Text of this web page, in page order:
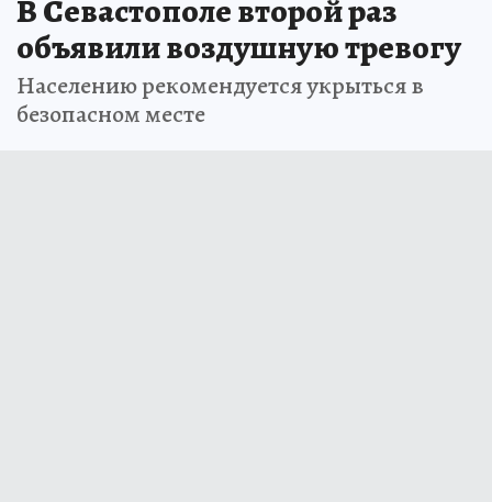
В Севастополе второй раз
объявили воздушную тревогу
Населению рекомендуется укрыться в
безопасном месте